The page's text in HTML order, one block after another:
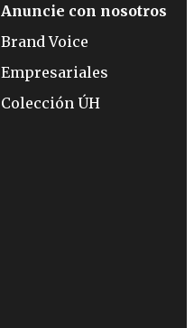
Anuncie con nosotros
Brand Voice
Empresariales
Colección ÚH